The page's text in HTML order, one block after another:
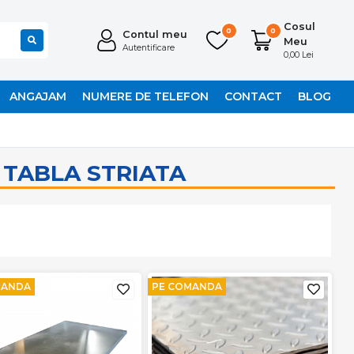
Contul meu
Autentificare
0 0
Cosul
Meu
0,00 Lei
ANGAJAM NUMERE DE TELEFON CONTACT BLOG
STRIATA
PE COMANDA